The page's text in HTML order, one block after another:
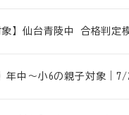
象】仙台青陵中 合格判定
年中～小6の親子対象｜